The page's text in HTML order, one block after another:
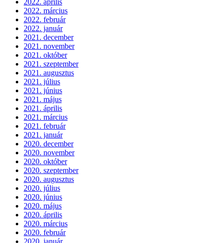
2022. április
2022. március
2022. február
2022. január
2021. december
2021. november
2021. október
2021. szeptember
2021. augusztus
2021. július
2021. június
2021. május
2021. április
2021. március
2021. február
2021. január
2020. december
2020. november
2020. október
2020. szeptember
2020. augusztus
2020. július
2020. június
2020. május
2020. április
2020. március
2020. február